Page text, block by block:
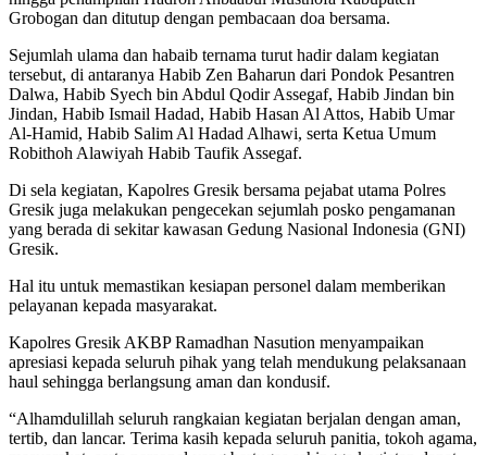
Grobogan dan ditutup dengan pembacaan doa bersama.
Sejumlah ulama dan habaib ternama turut hadir dalam kegiatan
tersebut, di antaranya Habib Zen Baharun dari Pondok Pesantren
Dalwa, Habib Syech bin Abdul Qodir Assegaf, Habib Jindan bin
Jindan, Habib Ismail Hadad, Habib Hasan Al Attos, Habib Umar
Al-Hamid, Habib Salim Al Hadad Alhawi, serta Ketua Umum
Robithoh Alawiyah Habib Taufik Assegaf.
Di sela kegiatan, Kapolres Gresik bersama pejabat utama Polres
Gresik juga melakukan pengecekan sejumlah posko pengamanan
yang berada di sekitar kawasan Gedung Nasional Indonesia (GNI)
Gresik.
Hal itu untuk memastikan kesiapan personel dalam memberikan
pelayanan kepada masyarakat.
Kapolres Gresik AKBP Ramadhan Nasution menyampaikan
apresiasi kepada seluruh pihak yang telah mendukung pelaksanaan
haul sehingga berlangsung aman dan kondusif.
“Alhamdulillah seluruh rangkaian kegiatan berjalan dengan aman,
tertib, dan lancar. Terima kasih kepada seluruh panitia, tokoh agama,